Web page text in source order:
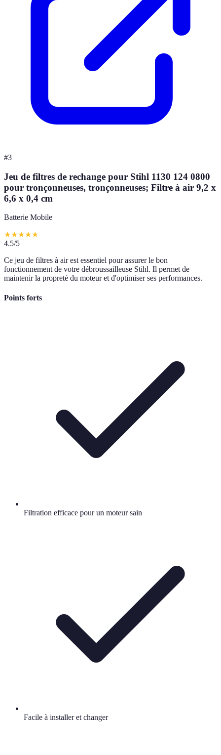
#3
Jeu de filtres de rechange pour Stihl 1130 124 0800
pour tronçonneuses, tronçonneuses; Filtre à air 9,2 x
6,6 x 0,4 cm
Batterie Mobile
★★★★★
4.5/5
Ce jeu de filtres à air est essentiel pour assurer le bon
fonctionnement de votre débroussailleuse Stihl. Il permet de
maintenir la propreté du moteur et d'optimiser ses performances.
Points forts
Filtration efficace pour un moteur sain
Facile à installer et changer